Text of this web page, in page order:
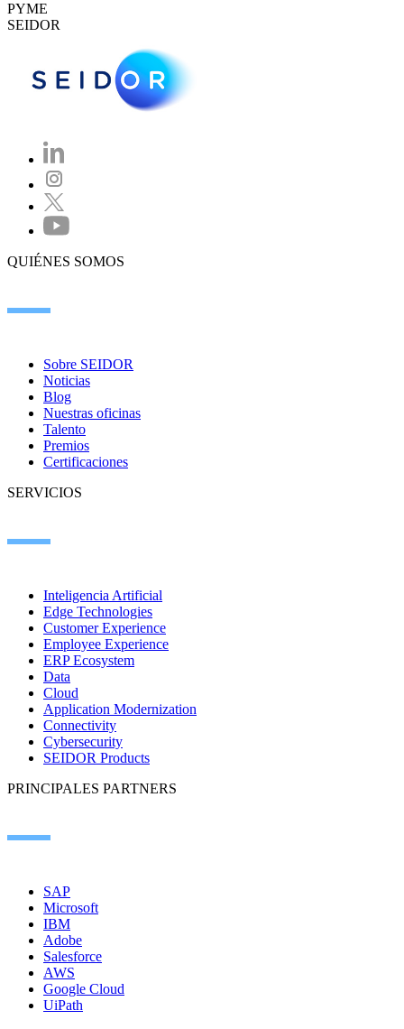
PYME
SEIDOR
QUIÉNES SOMOS
Sobre SEIDOR
Noticias
Blog
Nuestras oficinas
Talento
Premios
Certificaciones
SERVICIOS
Inteligencia Artificial
Edge Technologies
Customer Experience
Employee Experience
ERP Ecosystem
Data
Cloud
Application Modernization
Connectivity
Cybersecurity
SEIDOR Products
PRINCIPALES PARTNERS
SAP
Microsoft
IBM
Adobe
Salesforce
AWS
Google Cloud
UiPath